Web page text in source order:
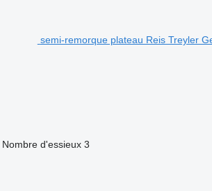
semi-remorque plateau Reis Treyler
Nombre d'essieux 3